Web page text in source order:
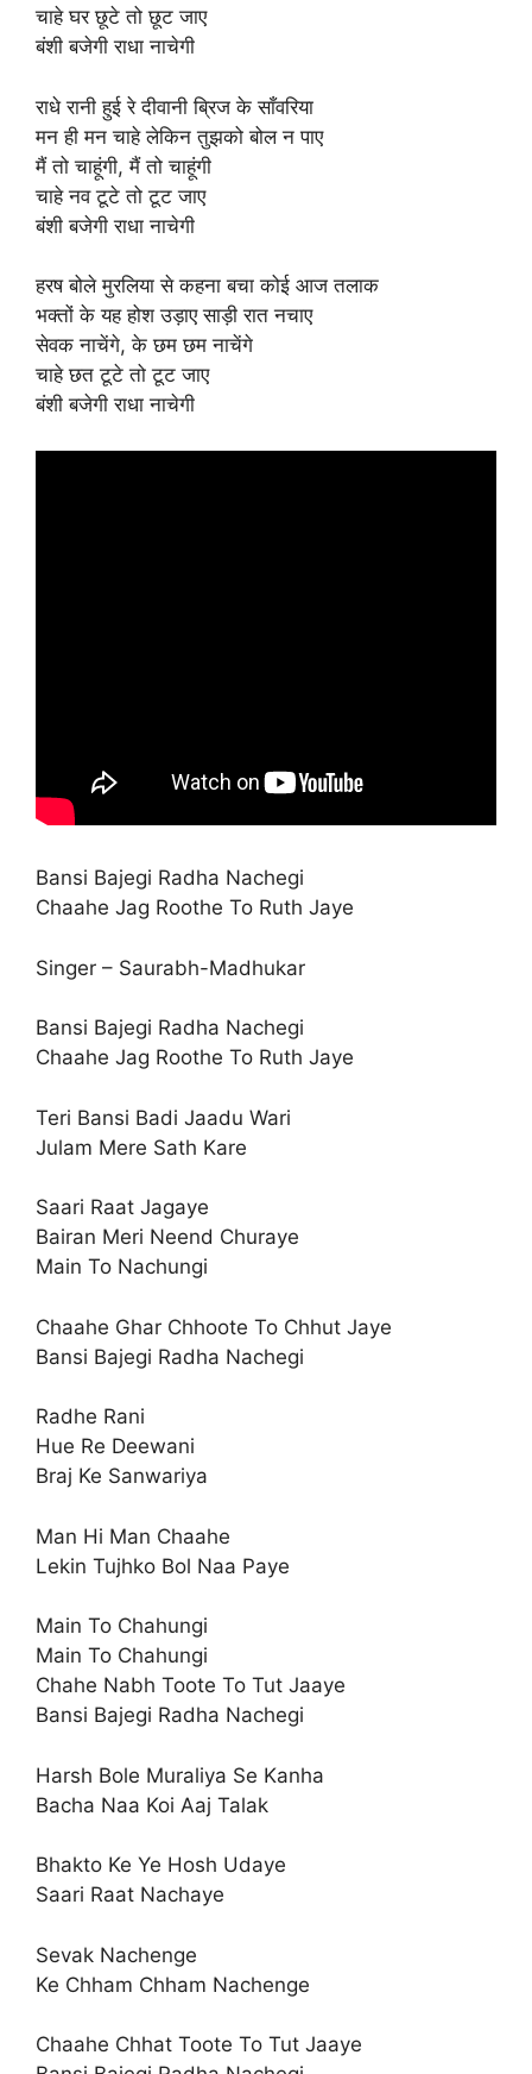
चाहे घर छूटे तो छूट जाए
बंशी बजेगी राधा नाचेगी
राधे रानी हुई रे दीवानी ब्रिज के साँवरिया
मन ही मन चाहे लेकिन तुझको बोल न पाए
मैं तो चाहूंगी, मैं तो चाहूंगी
चाहे नव टूटे तो टूट जाए
बंशी बजेगी राधा नाचेगी
हरष बोले मुरलिया से कहना बचा कोई आज तलाक
भक्तों के यह होश उड़ाए साड़ी रात नचाए
सेवक नाचेंगे, के छम छम नाचेंगे
चाहे छत टूटे तो टूट जाए
बंशी बजेगी राधा नाचेगी
Bansi Bajegi Radha Nachegi
Chaahe Jag Roothe To Ruth Jaye
Singer – Saurabh-Madhukar
Bansi Bajegi Radha Nachegi
Chaahe Jag Roothe To Ruth Jaye
Teri Bansi Badi Jaadu Wari
Julam Mere Sath Kare
Saari Raat Jagaye
Bairan Meri Neend Churaye
Main To Nachungi
Chaahe Ghar Chhoote To Chhut Jaye
Bansi Bajegi Radha Nachegi
Radhe Rani
Hue Re Deewani
Braj Ke Sanwariya
Man Hi Man Chaahe
Lekin Tujhko Bol Naa Paye
Main To Chahungi
Main To Chahungi
Chahe Nabh Toote To Tut Jaaye
Bansi Bajegi Radha Nachegi
Harsh Bole Muraliya Se Kanha
Bacha Naa Koi Aaj Talak
Bhakto Ke Ye Hosh Udaye
Saari Raat Nachaye
Sevak Nachenge
Ke Chham Chham Nachenge
Chaahe Chhat Toote To Tut Jaaye